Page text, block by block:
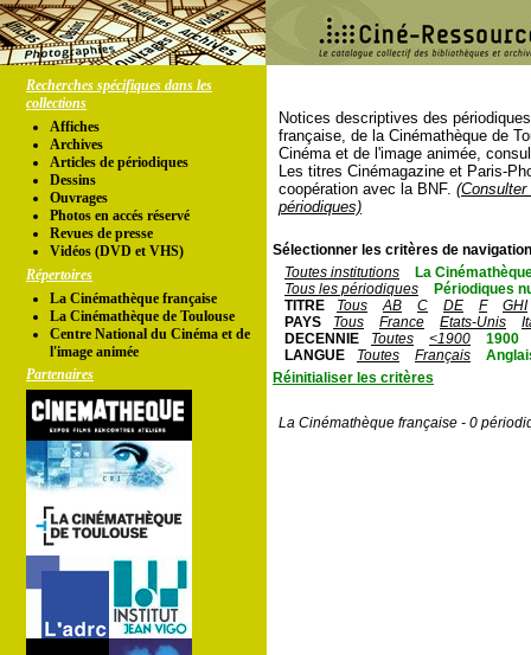
Recherches spécifiques dans les
collections
Affiches
Archives
Articles de périodiques
Dessins
Ouvrages
Photos en accés réservé
Revues de presse
Vidéos (DVD et VHS)
Répertoires
La Cinémathèque française
La Cinémathèque de Toulouse
Centre National du Cinéma et de
l'image animée
Partenaires
Notices descriptives des
française, de la Cinémathèque de
Cinéma et de l'image animée,
Les titres Cinémagazine et Paris-
coopération avec la BNF.
périodiques)
Sélectionner les critères de
Toutes institutions
La
Tous les périodiques
Périodiques
TITRE
Tous AB C DE F
GHI
PAYS
Tous France Etats-Unis
DECENNIE
Toutes <1900
1900
LANGUE
Toutes Français
Réinitialiser les critères
La Cinémathèque française - 0